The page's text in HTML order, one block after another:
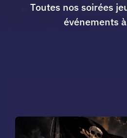
A propos
Vibe
Toutes nos soirées
événements